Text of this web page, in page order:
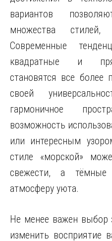
вариантов
множества
Современные
квадратные и
становятся все более
своей
гармоничное
возможность
или интересным
стиле «морской»
свежести, а
атмосферу уюта.
Не менее важен выбор
изменить восприятие